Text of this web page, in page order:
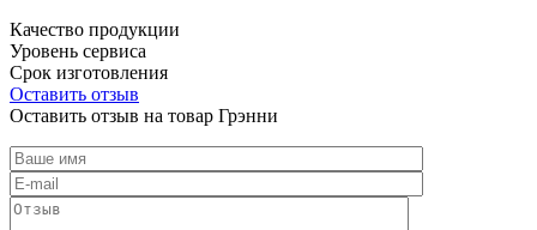
Качество продукции
Уровень сервиса
Срок изготовления
Оставить отзыв
Оставить отзыв на товар Грэнни